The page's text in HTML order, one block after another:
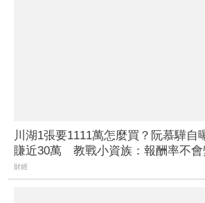
川湖1張要1111萬怎麼買？阮慕驊自
賺近30萬 教戰小資族：報酬率不會
財經